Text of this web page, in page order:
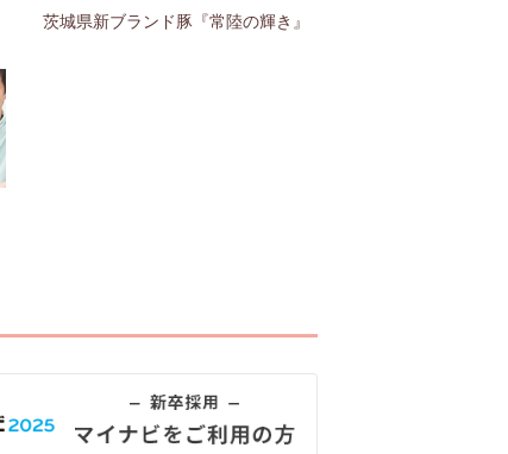
茨城県新ブランド豚『常陸の輝き』